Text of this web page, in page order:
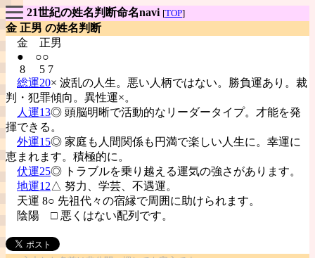
21世紀の姓名判断命名navi [TOP]
金 正男 の姓名判断
金 正男
● ○○
8 5 7
総運20× 波乱の人生。悪い人柄ではない。勝負運あり。裁
判・犯罪傾向。異性運×。
人運13◎ 頭脳明晰で活動的なリーダータイプ。才能を発
揮できる。
外運15◎ 家庭も人間関係も円満で楽しい人生に。幸運に
恵まれます。積極的に。
伏運25◎ トラブルを乗り越える運気の強さがあります。
地運12△ 努力、学芸、不遇運。
天運 8○ 先祖代々の宿縁で周囲に助けられます。
陰陽 □ 悪くはない配列です。